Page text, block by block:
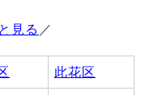
見る ／
此花区